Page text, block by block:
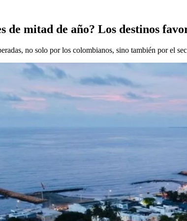
de mitad de año? Los destinos
no solo por los colombianos, sino también por el